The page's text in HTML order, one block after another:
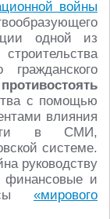
войны
одной из
гражданского
противостоять
с помощью
влияния
в СМИ,
системе.
руководству
финансовые и
«мирового